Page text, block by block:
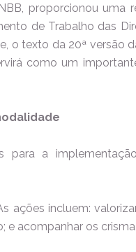
proporcionou uma
de Trabalho das
o texto da 20ª versão
como um
para a
ações incluem:
e acompanhar os